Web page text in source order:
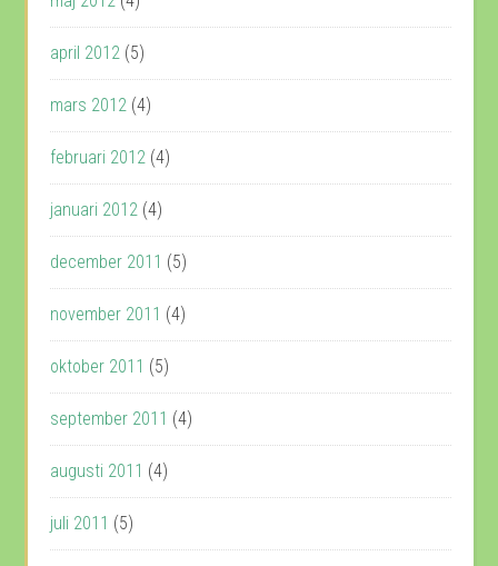
april 2012 (5)
mars 2012 (4)
februari 2012 (4)
januari 2012 (4)
december 2011 (5)
november 2011 (4)
oktober 2011 (5)
september 2011 (4)
augusti 2011 (4)
juli 2011 (5)